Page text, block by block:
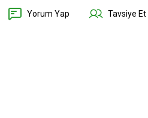
Yorum Yap Tavsiye Et